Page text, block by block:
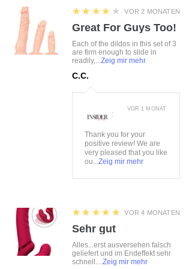
VOR 2 MONATEN
4
★★★★★
Great For Guys Too!
Each of the dildos in this set of 3
are firm enough to slide in
readily,...Zeig mir mehr
C.C.
:
Thank you for your
positive review! We are
very pleased that you like
ou...Zeig mir mehr
VOR 1 MONAT
VOR 4 MONATEN
5
★★★★★
Sehr gut
Alles...erst ausversehen falsch
geliefert und im Endeffekt sehr
schnell....Zeig mir mehr